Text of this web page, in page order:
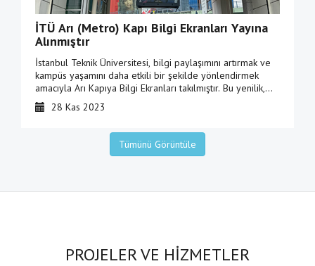
İTÜ Arı (Metro) Kapı Bilgi Ekranları Yayına
Alınmıştır
İstanbul Teknik Üniversitesi, bilgi paylaşımını artırmak ve
kampüs yaşamını daha etkili bir şekilde yönlendirmek
amacıyla Arı Kapıya Bilgi Ekranları takılmıştır. Bu yenilik,
üniversitemizin daha hızlı ve bilgilendirici bir iletişim
deneyimi yaşamasını sağlamayı hedeflemektedir.
28 Kas 2023
Tümünü Görüntüle
PROJELER VE HİZMETLER